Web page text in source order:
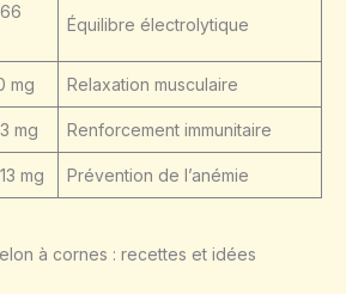
Équilibre électrolytique
mg Relaxation musculaire
mg Renforcement immunitaire
mg Prévention de l’anémie
à cornes : recettes et idées